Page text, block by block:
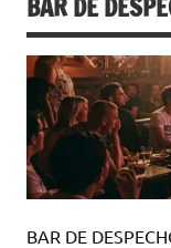
BAR DE
BAR DE